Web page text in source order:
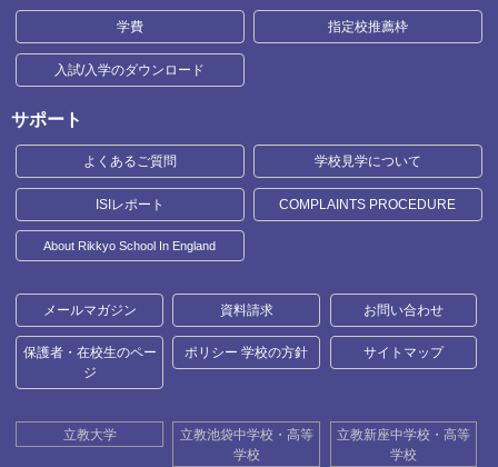
学費 指定校推薦枠
入試/入学のダウンロード
サポート
よくあるご質問 学校見学について
ISIレポート COMPLAINTS PROCEDURE
About Rikkyo School In England
メールマガジン 資料請求 お問い合わせ
保護者・在校生のペー
ジ
ポリシー 学校の方針 サイトマップ
立教大学
立教池袋中学校・高等
学校
立教新座中学校・高等
学校